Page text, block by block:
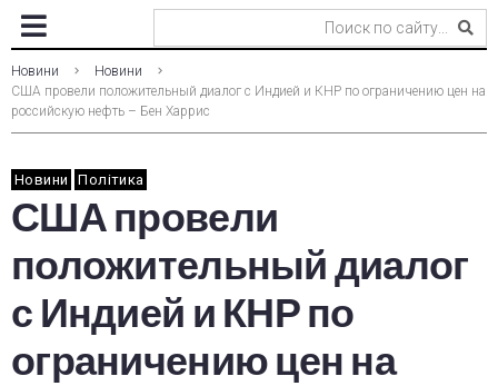
Новини
Новини
США провели положительный диалог с Индией и КНР по ограничению цен на
российскую нефть – Бен Харрис
Новини Політика
США провели
положительный диалог
с Индией и КНР по
ограничению цен на